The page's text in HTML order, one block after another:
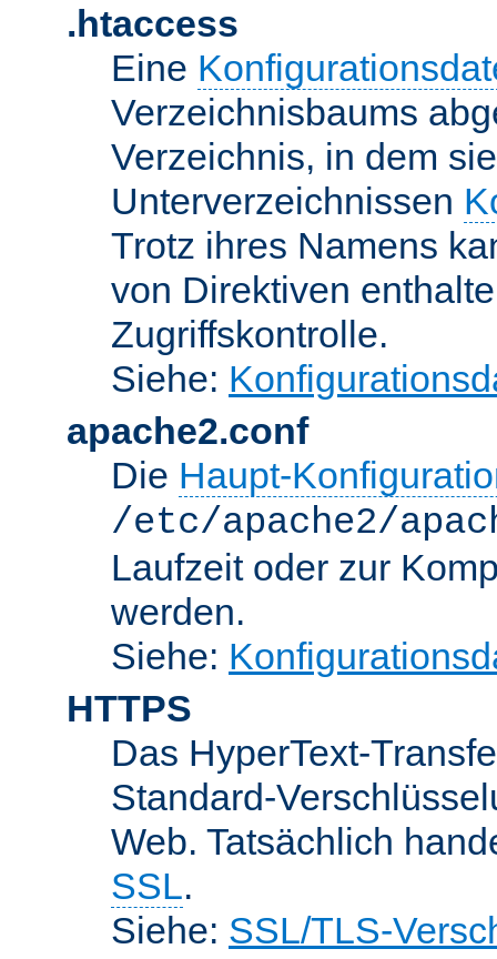
.htaccess
Eine
Verzeichnisbaums
Verzeichnis, in dem
Unterverzeichnissen
Trotz ihres Namens
von Direktiven
Zugriffskontrolle.
Siehe:
apache2.conf
Die Haupt-
/etc/apache2/
Laufzeit oder zur
werden.
Siehe:
HTTPS
Das HyperText-
Standard-
Web. Tatsächlich
SSL.
Siehe: SSL/TLS-